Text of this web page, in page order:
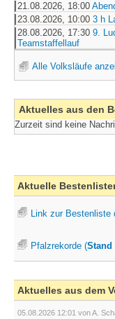
21.08.2026, 18:00
23.08.2026, 10:00 3 h
28.08.2026, 17:30 9.
Teamstaffellauf
Navigation
Alle Volksläufe
Aktuelles aus den
Zurzeit sind keine
Aktuelle
Link zur Bestenliste
Pfalzrekorde (Stand
Aktuelles aus dem
05.08.2026 12:01 von A.